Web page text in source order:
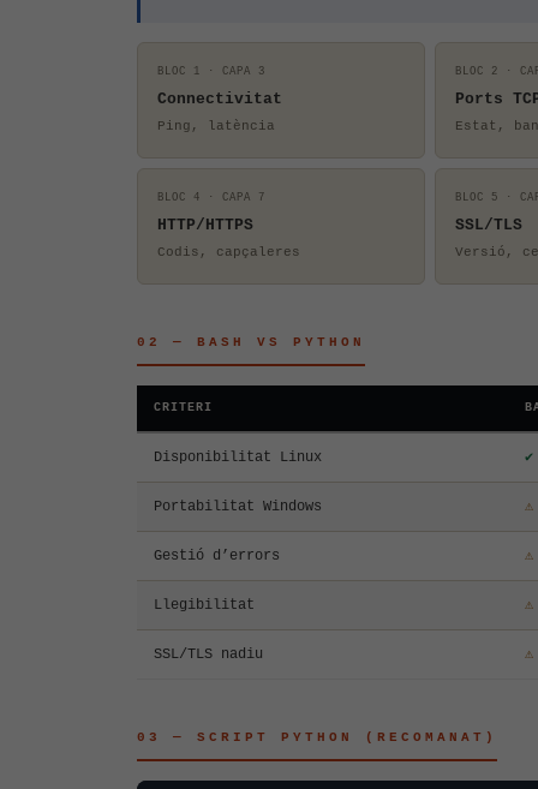
BLOC 1 · CAPA 3
Connectivitat
Ping, latència
BLOC 2 ·
Ports
Estat,
BLOC 4 · CAPA 7
HTTP/HTTPS
Codis, capçaleres
BLOC 5 ·
SSL/TLS
Versió,
02 — BASH VS PYTHON
CRITERI
Disponibilitat Linux ✔
Portabilitat Windows ⚠
Gestió d’errors ⚠
Llegibilitat ⚠
SSL/TLS nadiu ⚠
03 — SCRIPT PYTHON (RECOMANAT)